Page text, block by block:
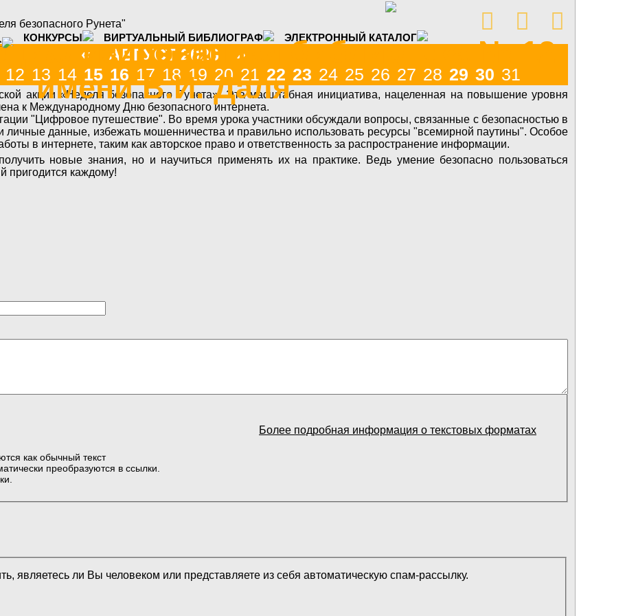
библиотека № 12
имени В.И. Даля
  
КОНКУРСЫ ВИРТУАЛЬНЫЙ БИБЛИОГРАФ ЭЛЕКТРОННЫЙ КАТАЛОГ
безопасного Рунета"
АВГУСТ 2026
«
»
12 13 14 15 16 17 18 19 20 21 22 23 24 25 26 27 28 29 30 31
акции «Неделя безопасного Рунета». Эта масштабная инициатива, нацеленная на повышение уровня
к Международному Дню безопасного интернета.
"Цифровое путешествие". Во время урока участники обсуждали вопросы, связанные с безопасностью в
личные данные, избежать мошенничества и правильно использовать ресурсы "всемирной паутины". Особое
в интернете, таким как авторское право и ответственность за распространение информации.
новые знания, но и научиться применять их на практике. Ведь умение безопасно пользоваться
пригодится каждому!
Более подробная информация о текстовых форматах
как обычный текст
преобразуются в ссылки.
являетесь ли Вы человеком или представляете из себя автоматическую спам-рассылку.